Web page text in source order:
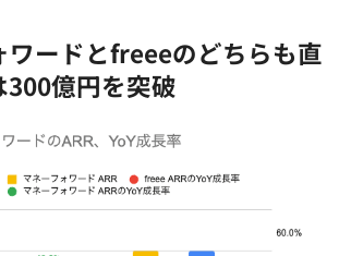
ワードとfreeeのどちらも直
300億円を突破